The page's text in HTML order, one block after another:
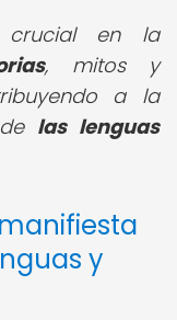
en la
, mitos y
a la
las lenguas
y